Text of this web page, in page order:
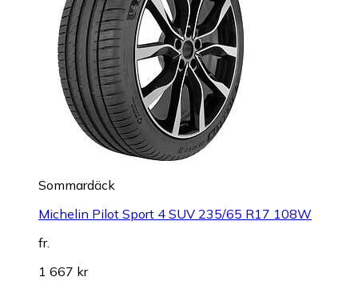
Sommardäck
Michelin Pilot Sport 4 SUV 235/65 R17 108W
fr.
1 667 kr